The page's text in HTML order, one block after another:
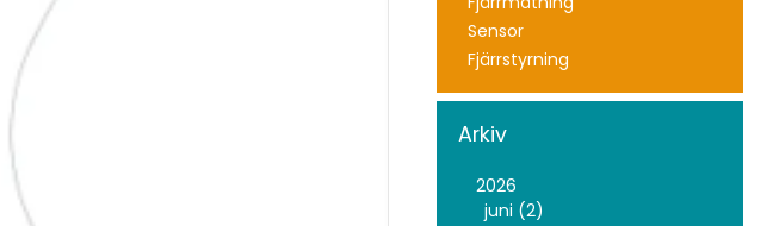
Sensor
Fjärrstyrning
Arkiv
2026
juni (2)